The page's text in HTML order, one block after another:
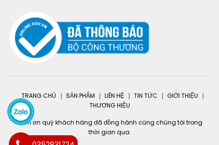
TRANG CHỦ SẢN PHẨM LIÊN HỆ TIN TỨC
GIỚI THIỆU
THƯƠNG HIỆU
Cảm ơn quý khách hàng đã đồng hành cùng chúng tôi trong
thời gian qua.